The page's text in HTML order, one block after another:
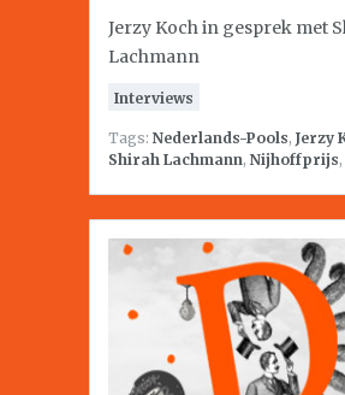
Jerzy Koch in gesprek met
Lachmann
Interviews
Tags: Nederlands-Pools, Jerzy
Shirah Lachmann, Nijhoffprijs,